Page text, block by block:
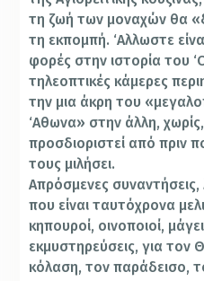
τη ζωή των μοναχών θα
τη εκπομπή. ‘Αλλωστε
φορές στην ιστορία του
τηλεοπτικές κάμερες
την μια άκρη του
‘Αθωνα» στην άλλη,
προσδιοριστεί από πριν
τους μιλήσει.
Απρόσμενες
που είναι ταυτόχρονα
κηπουροί, οινοποιοί,
εκμυστηρεύσεις, για τον
κόλαση, τον παράδεισο,